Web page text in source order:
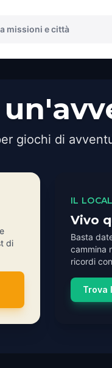
giochi di
di
IL LOCAL
Vivo
Basta
cammina
ricordi
Trova